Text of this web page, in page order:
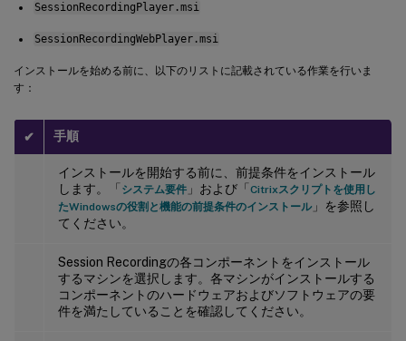
SessionRecordingPlayer.msi
SessionRecordingWebPlayer.msi
インストールを始める前に、以下のリストに記載されている作業を行いま
す：
✔ 手順
インストールを開始する前に、前提条件をインストール
します。「 システム要件 」および「 Citrixスクリプトを使用し
たWindowsの役割と機能の前提条件のインストール」を参照し
てください。
Session Recordingの各コンポーネントをインストール
するマシンを選択します。各マシンがインストールする
コンポーネントのハードウェアおよびソフトウェアの要
件を満たしていることを確認してください。